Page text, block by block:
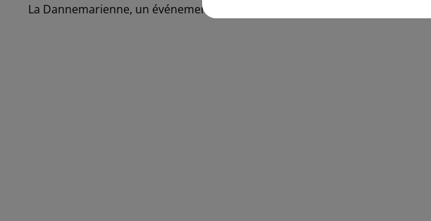
La Dannemarienne, un événement